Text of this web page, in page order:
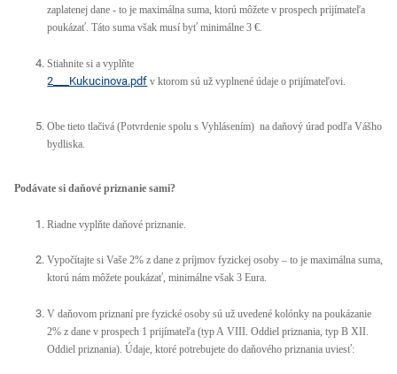
zaplatenej dane - to je maximálna suma, ktorú môžete v prospech prijímateľa
poukázať. Táto suma však musí byť minimálne 3 €.
Stiahnite si a vyplňte
2___Kukucinova.pdf v ktorom sú už vyplnené údaje o prijímateľovi.
Obe tieto tlačivá (Potvrdenie spolu s Vyhlásením) na daňový úrad podľa Vášho
bydliska.
Podávate si daňové priznanie sami?
Riadne vyplňte daňové priznanie.
Vypočítajte si Vaše 2% z dane z príjmov fyzickej osoby – to je maximálna suma,
ktorú nám môžete poukázať, minimálne však 3 Eura.
V daňovom priznaní pre fyzické osoby sú už uvedené kolónky na poukázanie
2% z dane v prospech 1 prijímateľa (typ A VIII. Oddiel priznania, typ B XII.
Oddiel priznania). Údaje, ktoré potrebujete do daňového priznania uviesť: